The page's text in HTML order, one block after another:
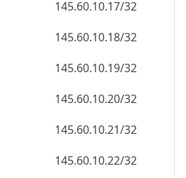
145.60.10.17/32
145.60.10.18/32
145.60.10.19/32
145.60.10.20/32
145.60.10.21/32
145.60.10.22/32